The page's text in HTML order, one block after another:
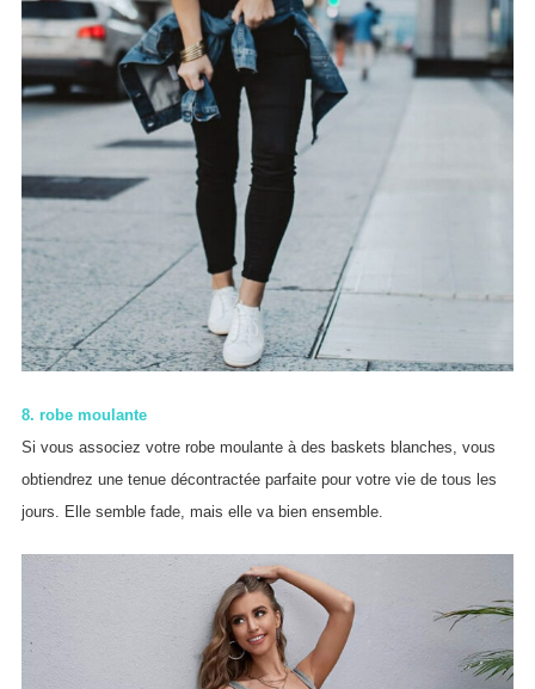
8. robe moulante
Si vous associez votre robe moulante à des baskets blanches, vous
obtiendrez une tenue décontractée parfaite pour votre vie de tous les
jours. Elle semble fade, mais elle va bien ensemble.